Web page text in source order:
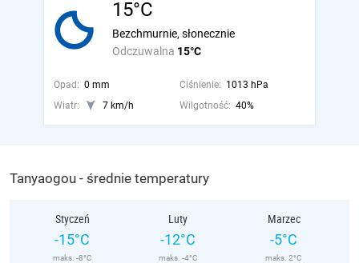
15°C
Odczuwalna 15°C
Bezchmurnie, słonecznie
Opad: 0 mm Ciśnienie: 1013 hPa
Wiatr:
7 km/h Wilgotność: 40%
Tanyaogou - średnie temperatury
Styczeń
-15°C
maks. -8°C
Luty
-12°C
maks. -4°C
Marzec
-5°C
maks. 2°C